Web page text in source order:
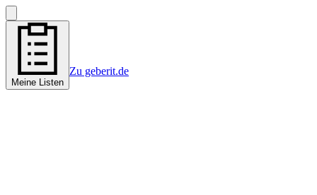
Meine Listen
Zu geberit.de